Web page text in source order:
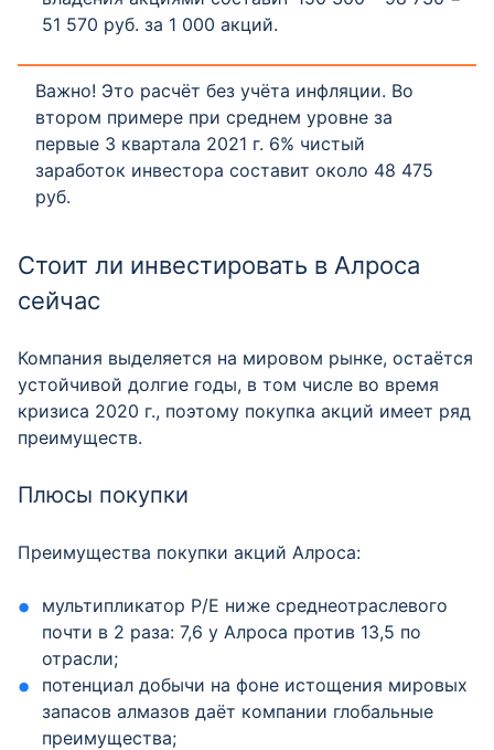
51 570 руб. за 1 000 акций.
Важно! Это расчёт без учёта инфляции. Во
втором примере при среднем уровне за
первые 3 квартала 2021 г. 6% чистый
заработок инвестора составит около 48 475
руб.
Стоит ли инвестировать в Алроса
сейчас
Компания выделяется на мировом рынке, остаётся
устойчивой долгие годы, в том числе во время
кризиса 2020 г., поэтому покупка акций имеет ряд
преимуществ.
Плюсы покупки
Преимущества покупки акций Алроса:
мультипликатор P/E ниже среднеотраслевого
почти в 2 раза: 7,6 у Алроса против 13,5 по
отрасли;
потенциал добычи на фоне истощения мировых
запасов алмазов даёт компании глобальные
преимущества;